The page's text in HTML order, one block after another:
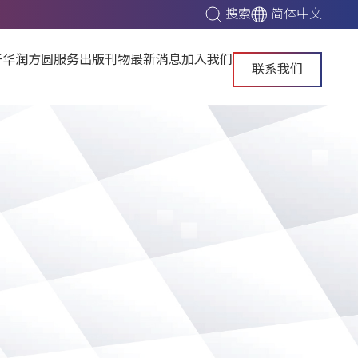
搜索 简体中文
润方圆服务出版刊物最新消息加入我们
联系我们